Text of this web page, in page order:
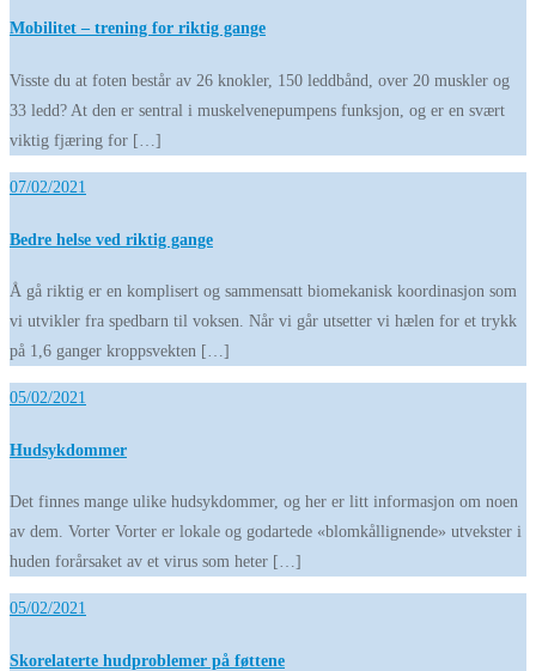
Mobilitet – trening for riktig gange
Visste du at foten består av 26 knokler, 150 leddbånd, over 20 muskler og
33 ledd? At den er sentral i muskelvenepumpens funksjon, og er en svært
viktig fjæring for […]
07/02/2021
Bedre helse ved riktig gange
Å gå riktig er en komplisert og sammensatt biomekanisk koordinasjon som
vi utvikler fra spedbarn til voksen. Når vi går utsetter vi hælen for et trykk
på 1,6 ganger kroppsvekten […]
05/02/2021
Hudsykdommer
Det finnes mange ulike hudsykdommer, og her er litt informasjon om noen
av dem. Vorter Vorter er lokale og godartede «blomkållignende» utvekster i
huden forårsaket av et virus som heter […]
05/02/2021
Skorelaterte hudproblemer på føttene